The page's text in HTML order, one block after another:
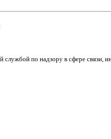
по надзору в сфере